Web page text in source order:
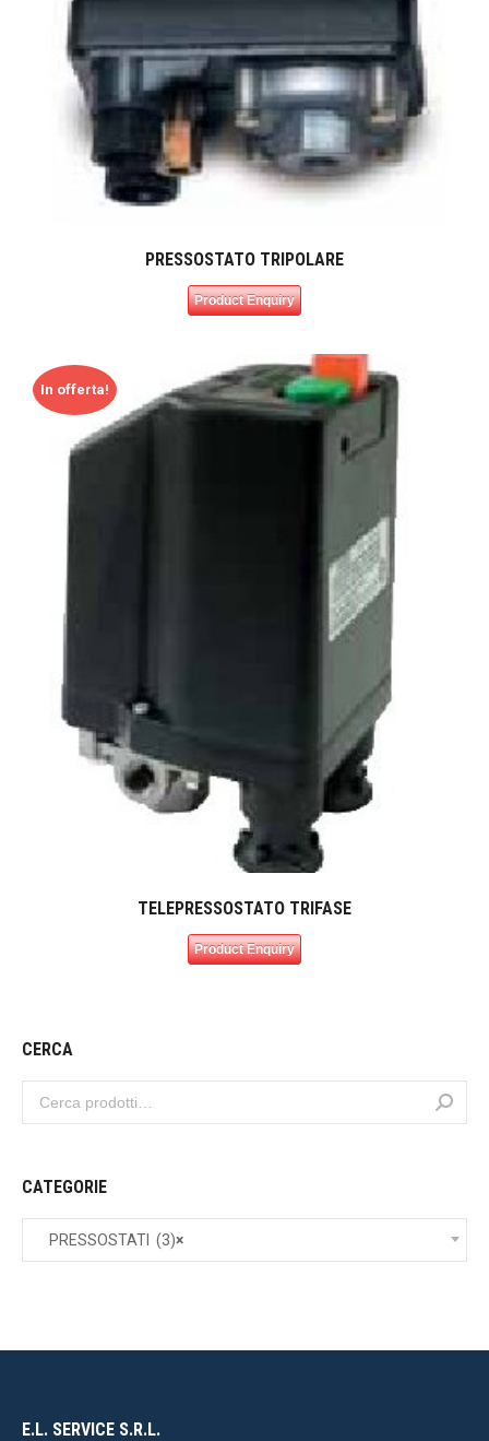
PRESSOSTATO TRIPOLARE
Product Enquiry
In offerta!
TELEPRESSOSTATO TRIFASE
Product Enquiry
CERCA
CATEGORIE
×
PRESSOSTATI (3)
E.L. SERVICE S.R.L.